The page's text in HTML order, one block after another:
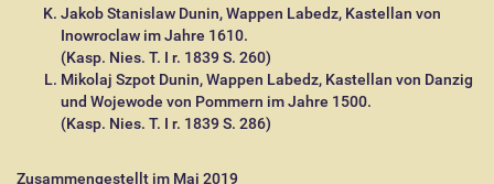
Jakob Stanislaw Dunin, Wappen Labedz, Kastellan von
Inowroclaw im Jahre 1610.
(Kasp. Nies. T. I r. 1839 S. 260)
Mikolaj Szpot Dunin, Wappen Labedz, Kastellan von Danzig
und Wojewode von Pommern im Jahre 1500.
(Kasp. Nies. T. I r. 1839 S. 286)
Zusammengestellt im Mai 2019